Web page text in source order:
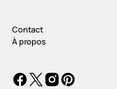
Contact
À propos